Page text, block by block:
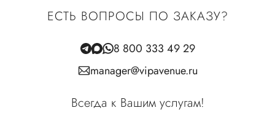
ЕСТЬ ВОПРОСЫ ПО ЗАКАЗУ?
8 800 333 49 29
manager@vipavenue.ru
Всегда к Вашим услугам!